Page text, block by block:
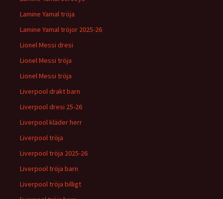
Lamine Yamal tröja
Lamine Yamal tröjor 2025-26
Lionel Messi dresi
Lionel Messi tröja
Lionel Messi tröja
Liverpool drakt barn
Liverpool dresi 25-26
Liverpool kläder herr
Liverpool tröja
Liverpool tröja 2025-26
Liverpool tröja barn
Liverpool tröja billigt